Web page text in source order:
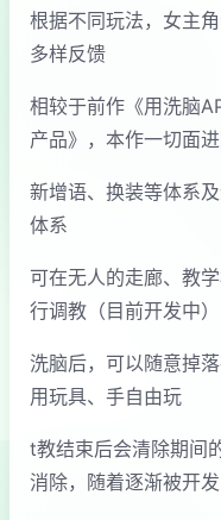
根据不同玩法，女主
多样反馈
相较于前作《用洗脑
产品》，本作一切面进
新增语、换装等体系
体系
可在无人的走廊、教
行调教（目前开发中）
洗脑后，可以随意掉
用玩具、手自由玩
t教结束后会清除期间
消除，随着逐渐被开